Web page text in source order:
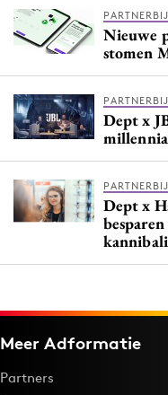
Nieuwe
stomen
Dept x
Dept x
Meer Adformatie
Partners